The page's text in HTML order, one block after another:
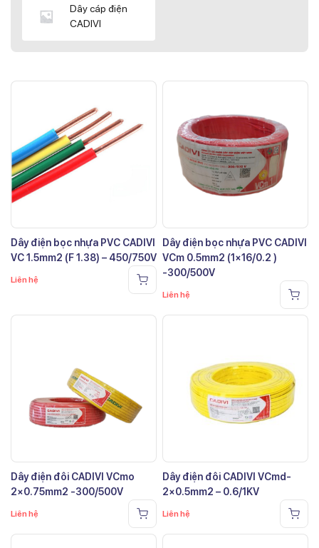
Dây cáp điện
CADIVI
Dây điện bọc nhựa PVC CADIVI
VC 1.5mm2 (F 1.38) – 450/750V
Liên hệ
Dây điện bọc nhựa PVC CADIVI
VCm 0.5mm2 (1×16/0.2 )
-300/500V
Liên hệ
Dây điện đôi CADIVI VCmo
2×0.75mm2 -300/500V
Liên hệ
Dây điện đôi CADIVI VCmd-
2×0.5mm2 – 0.6/1KV
Liên hệ